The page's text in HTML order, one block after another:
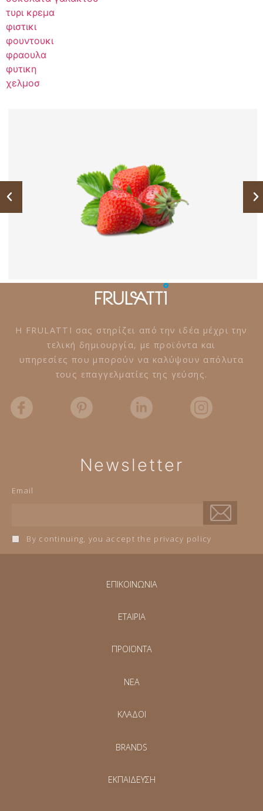
τυρι κρεμα
φιστικι
φουντουκι
φραουλα
φυτικη
χελμοσ
Η FRULATTI σας στηρίζει από την ιδέα μέχρι την
τελική δημιουργία, με προϊόντα και
υπηρεσίες που μπορούν να καλύψουν απόλυτα
τους επαγγελματίες της γεύσης.
Newsletter
Email
By continuing, you accept the privacy policy
ΕΠΙΚΟΙΝΩΝΙΑ
ΕΤΑΙΡΙΑ
ΠΡΟΪΟΝΤΑ
NEA
ΚΛΑΔΟΙ
BRANDS
ΕΚΠΑΙΔΕΥΣΗ